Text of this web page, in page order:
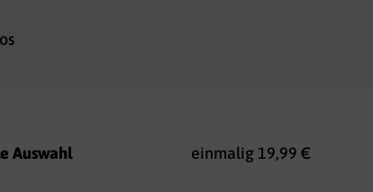
Auswahl einmalig 19,99 €